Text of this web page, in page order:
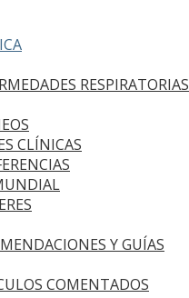
RESPIRATORIAS
CLÍNICAS
Y GUÍAS
COMENTADOS